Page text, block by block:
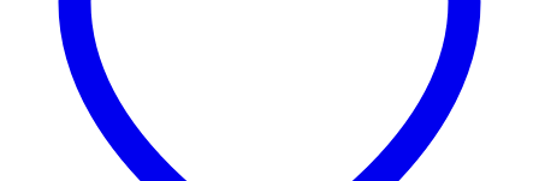
Produktseite
gewählt
werden